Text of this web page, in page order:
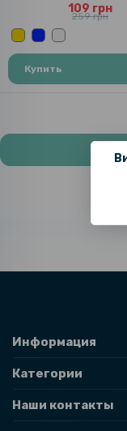
109 грн
259 грн
Купить
Информация
Категории
Наши контакты